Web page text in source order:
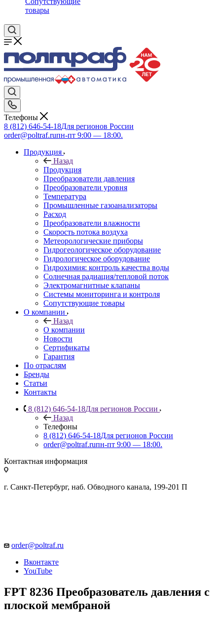
товары
Телефоны
8 (812) 646-54-18Для регионов России
order@poltraf.ruпн-пт 9:00 — 18:00.
Продукция
Назад
Продукция
Преобразователи давления
Преобразователи уровня
Температура
Промышленные газоанализаторы
Расход
Преобразователи влажности
Скорость потока воздуха
Метеорологические приборы
Гидрогеологическое оборудование
Гидрологическое оборудование
Гидрохимия: контроль качества воды
Солнечная радиация/тепловой поток
Электромагнитные клапаны
Системы мониторинга и контроля
Сопутствующие товары
О компании
Назад
О компании
Новости
Сертификаты
Гарантия
По отраслям
Бренды
Статьи
Контакты
8 (812) 646-54-18Для регионов России
Назад
Телефоны
8 (812) 646-54-18Для регионов России
order@poltraf.ruпн-пт 9:00 — 18:00.
Контактная информация
г. Санкт-Петербург, наб. Обводного канала, 199-201 П
order@poltraf.ru
Вконтакте
YouTube
FPT 8236 Преобразователь давления с
плоской мембраной